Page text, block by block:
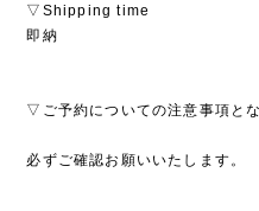
▽Shipping time
即納
▽ご予約についての注意事項と
必ずご確認お願いいたします。